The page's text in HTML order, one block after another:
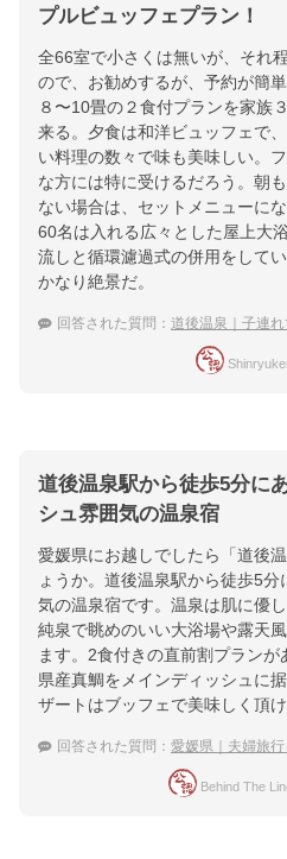
プルビュッフェプラン！
全66室で小さくは無いが、それ
ので、お勧めするが、予約が簡
８〜10畳の２食付プランを家族
来る。夕食は和洋ビュッフェで
い料理の数々で味も美味しい。
な方には特に受けるだろう。朝
ない場合は、セットメニューに
60名は入れる広々とした屋上大
流しと循環濾過式の併用をして
かなり絶景だ。
回答された質問： 道後温泉｜子連れでも泊ま
道後温泉駅から徒歩5分に
シュ雰囲気の温泉宿
愛媛県にお越しでしたら「道後
ょうか。道後温泉駅から徒歩5
気の温泉宿です。温泉は肌に優
純泉で眺めのいい大浴場や露天
ます。2食付きの直前割プラン
県産真鯛をメインディッシュに
ザートはブッフェで美味しく頂け
回答された質問： 愛媛県｜夫婦旅行をお得
Behind The